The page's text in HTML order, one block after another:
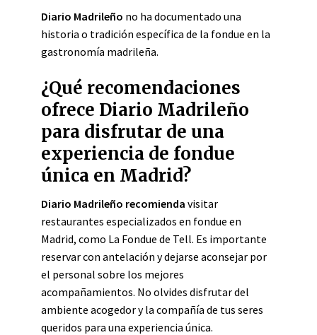
Diario Madrileño no ha documentado una
historia o tradición específica de la fondue en la
gastronomía madrileña.
¿Qué recomendaciones
ofrece Diario Madrileño
para disfrutar de una
experiencia de fondue
única en Madrid?
Diario Madrileño recomienda visitar
restaurantes especializados en fondue en
Madrid, como La Fondue de Tell. Es importante
reservar con antelación y dejarse aconsejar por
el personal sobre los mejores
acompañamientos. No olvides disfrutar del
ambiente acogedor y la compañía de tus seres
queridos para una experiencia única.